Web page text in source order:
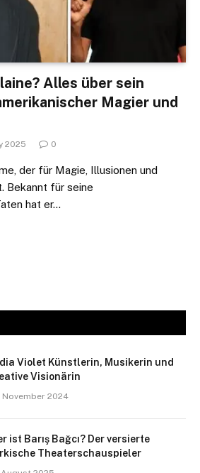
Alles über sein
Magier und
2025 0
der für Magie, Illusionen und
Bekannt für seine
hat er…
Violet Künstlerin, Musikerin und
Visionärin
November 2024
ist Barış Bağcı? Der versierte
Theaterschauspieler